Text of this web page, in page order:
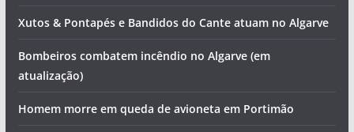
Xutos & Pontapés e Bandidos do Cante atuam no Algarve
Bombeiros combatem incêndio no Algarve (em
atualização)
Homem morre em queda de avioneta em Portimão